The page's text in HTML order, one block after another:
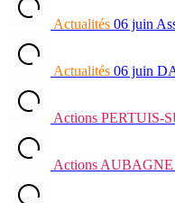
Actualités 06 juin
Actualités 06 juin
Actions PERTUIS-
Actions AUBAGNE